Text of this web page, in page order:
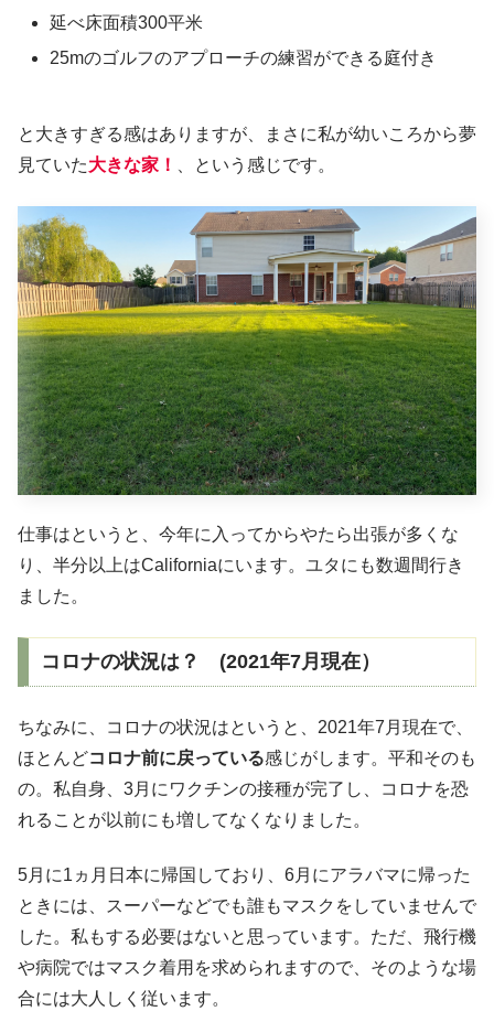
延べ床面積300平米
25mのゴルフのアプローチの練習ができる庭付き
と大きすぎる感はありますが、まさに私が幼いころから夢
見ていた大きな家！ 、という感じです。
仕事はというと、今年に入ってからやたら出張が多くな
り、半分以上はCaliforniaにいます。ユタにも数週間行き
ました。
コロナの状況は？ (2021年7月現在）
ちなみに、コロナの状況はというと、2021年7月現在で、
ほとんどコロナ前に戻っている感じがします。平和そのも
の。私自身、3月にワクチンの接種が完了し、コロナを恐
れることが以前にも増してなくなりました。
5月に1ヵ月日本に帰国しており、6月にアラバマに帰った
ときには、スーパーなどでも誰もマスクをしていませんで
した。私もする必要はないと思っています。ただ、飛行機
や病院ではマスク着用を求められますので、そのような場
合には大人しく従います。